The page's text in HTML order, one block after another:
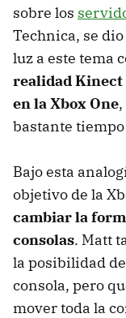
sobre los
Technica, se
luz a este tema
realidad Kinect
en la Xbox One
bastante
Bajo esta
objetivo de la
cambiar la
consolas. Matt
la posibilidad
consola, pero
mover toda la